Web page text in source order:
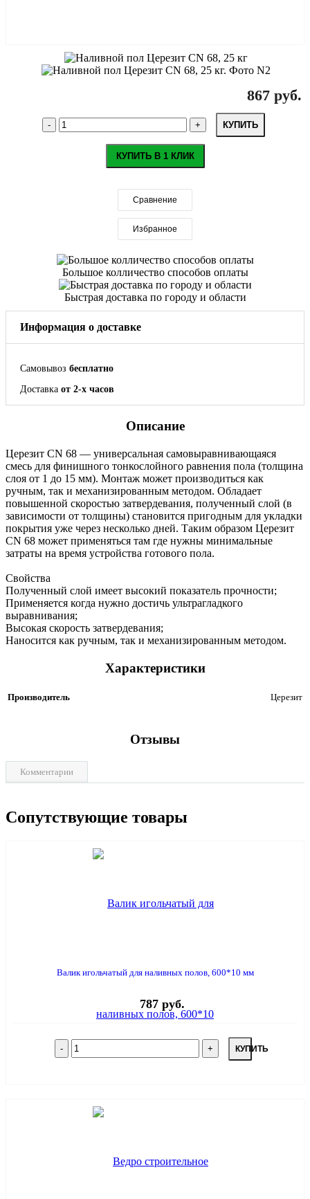
867 руб.
КУПИТЬ
КУПИТЬ В 1 КЛИК
Сравнение
Избранное
Большое колличество способов оплаты
Быстрая доставка по городу и области
Информация о доставке
Самовывоз бесплатно
Доставка от 2-х часов
Описание
Церезит CN 68 — универсальная самовыравнивающаяся
смесь для финишного тонкослойного равнения пола (толщина
слоя от 1 до 15 мм). Монтаж может производиться как
ручным, так и механизированным методом. Обладает
повышенной скоростью затвердевания, полученный слой (в
зависимости от толщины) становится пригодным для укладки
покрытия уже через несколько дней. Таким образом Церезит
CN 68 может применяться там где нужны минимальные
затраты на время устройства готового пола.
Свойства
Полученный слой имеет высокий показатель прочности;
Применяется когда нужно достичь ультрагладкого
выравнивания;
Высокая скорость затвердевания;
Наносится как ручным, так и механизированным методом.
Характеристики
Производитель Церезит
Отзывы
Комментарии
Сопутствующие товары
Валик игольчатый для наливных полов, 600*10 мм
787 руб.
КУПИТЬ